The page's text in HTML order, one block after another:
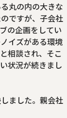
丸の内の大きな
ですが、子会社
の企画をしてい
イズがある環境
相談され、そこ
状況が続きまし
ました。親会社